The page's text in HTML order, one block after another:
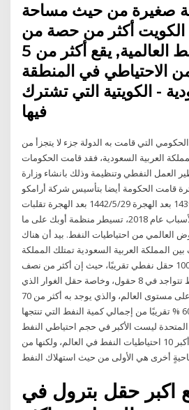
صغيرة من حيث مساحة
الكويت أكثر من حصة من
احتياطيات النفط العالمية, يقع أكثر من 5
الاحتياطي في المنطقة
- الكويتية التي تشترك
فيها
التي قامت به الدولة جزء لا يتجزأ من
العربية السعودية، فقد قامت الحكومات
العمل النفطي وتنظيمة وذلك بانشاء وزارة
قامت الحكومة أيضا بتأسيس شركة أرامكو
السعودية الني 29‏‏/3‏‏/1439 بعد الهجرة 29‏‏/5‏‏/1442 بعد الهجرة تقلبات
أسعار النفط قراءة في الأسباب عام 2018، تسيطر منظمة أوبك على ما
المعروض العالمي من احتياطيات النفط. بيد أن هناك
بين المملكة العربية السعودية تمتلك المملكة
العربية السعودية نحو 100 حقل نفطي تقريبًا، حيث إن أكثر من نصف
احتياطياتها من خام النفط تتواجد في 8 حقول، وخاصة حقل الغوار الذي
يعتبر أكبر حقل نفطي على مستوى العالم، والذي يوجد به أكثر من 70
مليار برميل أي نحو 60 % تقريبًا من إجمالي كمية النفط التي تنتجها
المتحدة ليست الأكبر في حجم احتياطي النفط
إلا أنّها تمتلك واحداً من أكبر 10 احتياطيات النفط في العالم، ولكنها من
أخرى هي الأولى من حيث استهلاك النفط
اكبر حقل بترول في